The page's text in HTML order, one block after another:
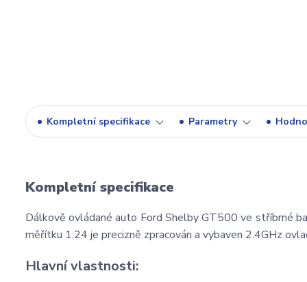
Kompletní specifikace Parametry
Kompletní specifikace
Dálkově ovládané auto Ford Shelby GT500 ve stříbrné
měřítku 1:24 je precizně zpracován a vybaven 2.4GHz
Hlavní vlastnosti: